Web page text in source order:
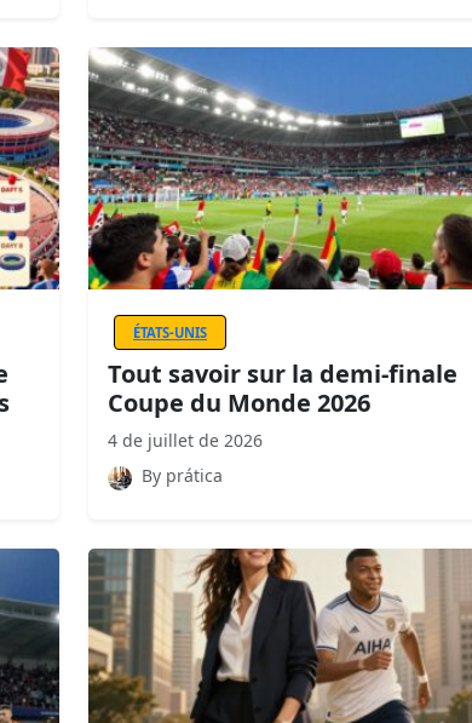
ÉTATS-UNIS
Tout savoir sur la demi-finale
Coupe du Monde 2026
4 de juillet de 2026
By prática